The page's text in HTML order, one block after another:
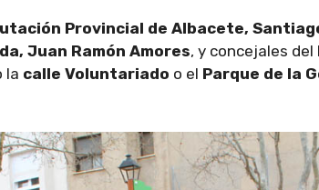
Provincial de Albacete,
Juan Ramón Amores, y concejales
la calle Voluntariado o el Parque de la